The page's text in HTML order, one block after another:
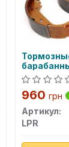
960 грн
Артикул:
LPR